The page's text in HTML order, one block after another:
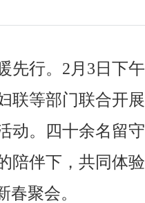
先行。2月3日下
联等部门联合开
动。四十余名留
陪伴下，共同体
春聚会。